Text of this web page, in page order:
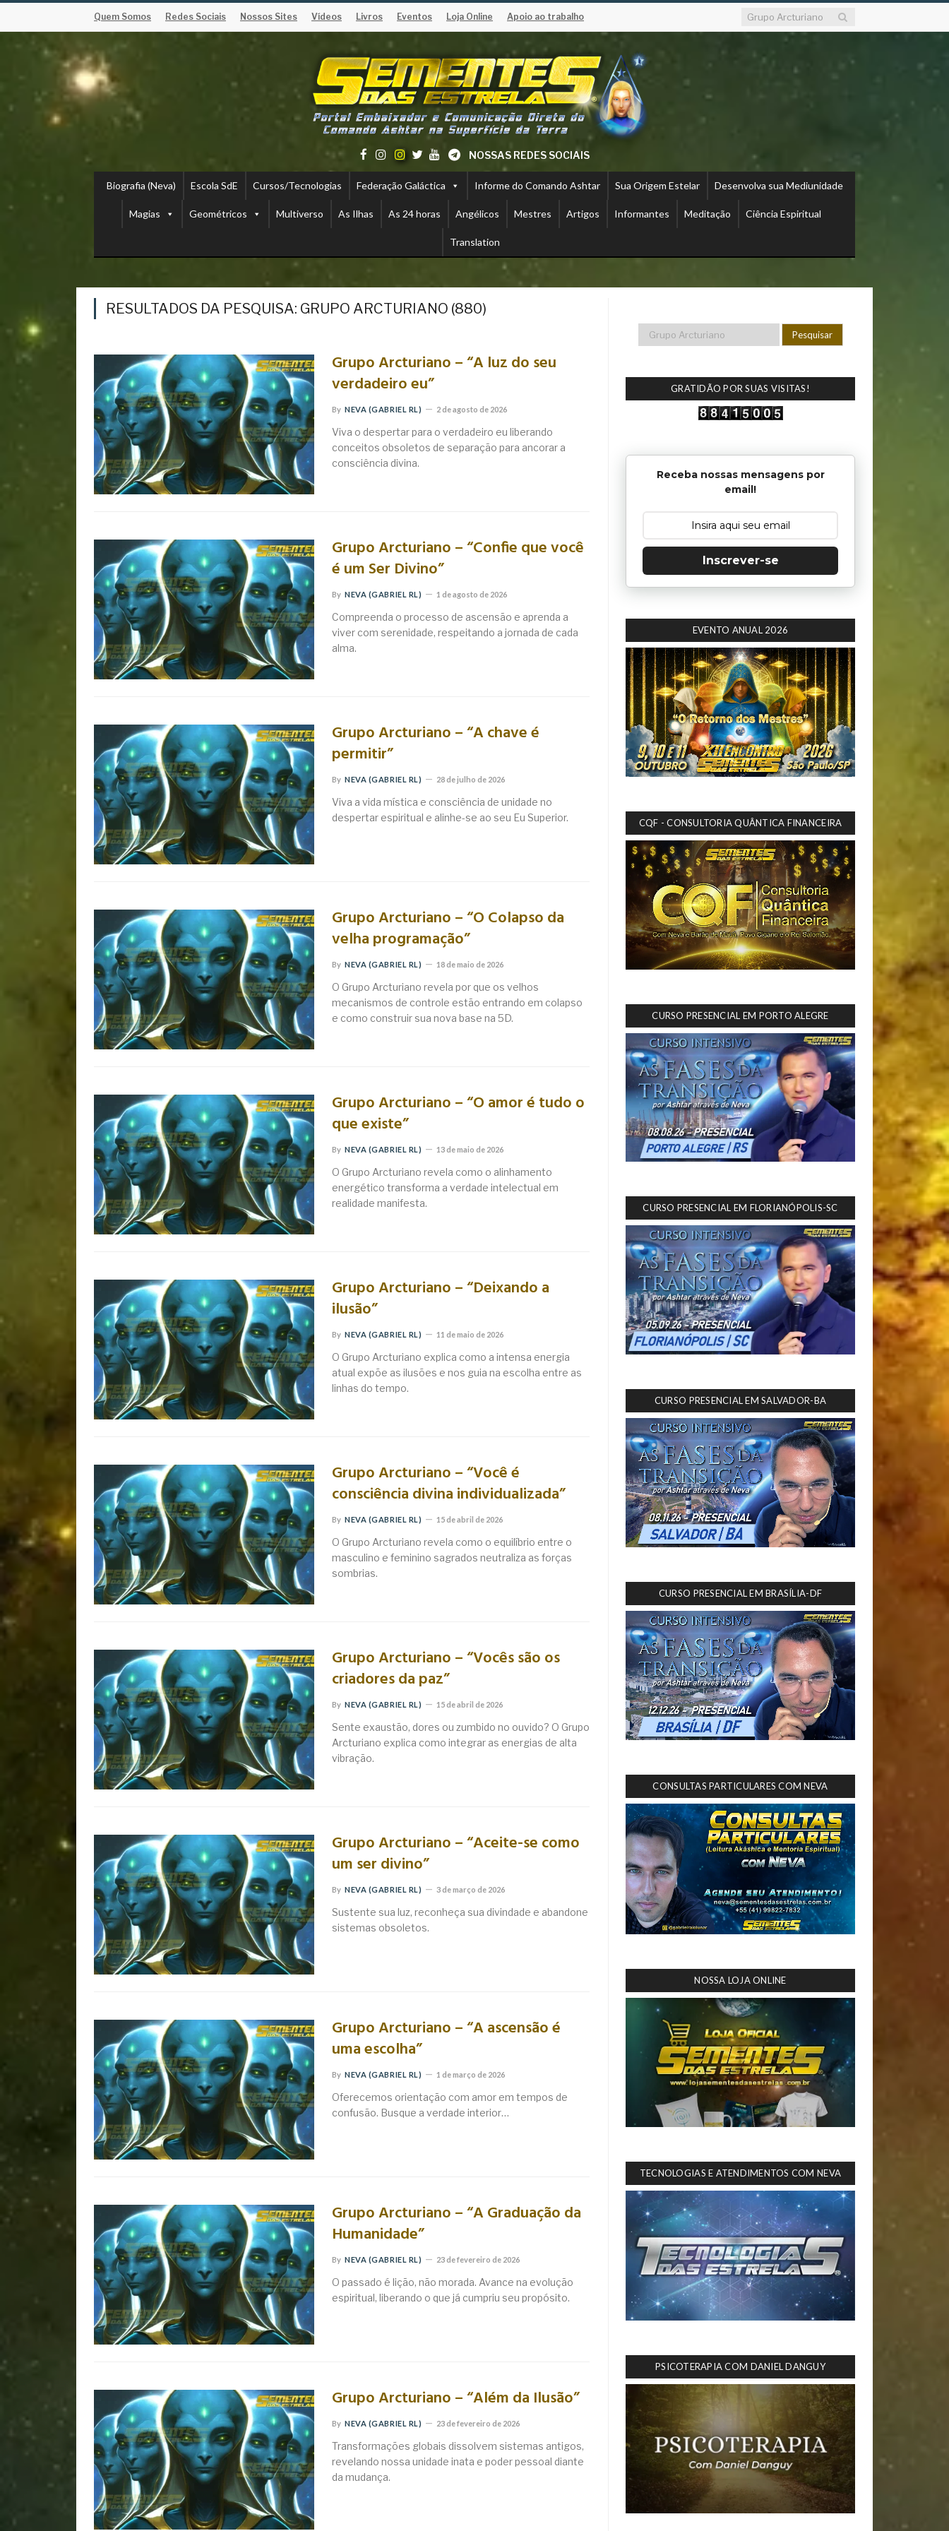
Quem Somos Redes Sociais Nossos Sites Vídeos Livros Eventos Loja Online Apoio ao trabalho
NOSSAS REDES SOCIAIS
Biografia (Neva) Escola SdE Cursos/Tecnologias Federação Galáctica Informe do Comando Ashtar Sua Origem Estelar Desenvolva sua Mediunidade
Magias Geométricos Multiverso As Ilhas As 24 horas Angélicos Mestres Artigos Informantes Meditação Ciência Espiritual
Translation
RESULTADOS DA PESQUISA: GRUPO ARCTURIANO (880)
Grupo Arcturiano – “A luz do seu
verdadeiro eu”
By NEVA (GABRIEL RL) 2 de agosto de 2026
Viva o despertar para o verdadeiro eu liberando
conceitos obsoletos de separação para ancorar a
consciência divina.
Grupo Arcturiano – “Confie que você
é um Ser Divino”
By NEVA (GABRIEL RL) 1 de agosto de 2026
Compreenda o processo de ascensão e aprenda a
viver com serenidade, respeitando a jornada de cada
alma.
Grupo Arcturiano – “A chave é
permitir”
By NEVA (GABRIEL RL) 28 de julho de 2026
Viva a vida mística e consciência de unidade no
despertar espiritual e alinhe-se ao seu Eu Superior.
Grupo Arcturiano – “O Colapso da
velha programação”
By NEVA (GABRIEL RL) 18 de maio de 2026
O Grupo Arcturiano revela por que os velhos
mecanismos de controle estão entrando em colapso
e como construir sua nova base na 5D.
Grupo Arcturiano – “O amor é tudo o
que existe”
By NEVA (GABRIEL RL) 13 de maio de 2026
O Grupo Arcturiano revela como o alinhamento
energético transforma a verdade intelectual em
realidade manifesta.
Grupo Arcturiano – “Deixando a
ilusão”
By NEVA (GABRIEL RL) 11 de maio de 2026
O Grupo Arcturiano explica como a intensa energia
atual expõe as ilusões e nos guia na escolha entre as
linhas do tempo.
Grupo Arcturiano – “Você é
consciência divina individualizada”
By NEVA (GABRIEL RL) 15 de abril de 2026
O Grupo Arcturiano revela como o equilíbrio entre o
masculino e feminino sagrados neutraliza as forças
sombrias.
Grupo Arcturiano – “Vocês são os
criadores da paz”
By NEVA (GABRIEL RL) 15 de abril de 2026
Sente exaustão, dores ou zumbido no ouvido? O Grupo
Arcturiano explica como integrar as energias de alta
vibração.
Grupo Arcturiano – “Aceite-se como
um ser divino”
By NEVA (GABRIEL RL) 3 de março de 2026
Sustente sua luz, reconheça sua divindade e abandone
sistemas obsoletos.
Grupo Arcturiano – “A ascensão é
uma escolha”
By NEVA (GABRIEL RL) 1 de março de 2026
Oferecemos orientação com amor em tempos de
confusão. Busque a verdade interior…
Grupo Arcturiano – “A Graduação da
Humanidade”
By NEVA (GABRIEL RL) 23 de fevereiro de 2026
O passado é lição, não morada. Avance na evolução
espiritual, liberando o que já cumpriu seu propósito.
Grupo Arcturiano – “Além da Ilusão”
By NEVA (GABRIEL RL) 23 de fevereiro de 2026
Transformações globais dissolvem sistemas antigos,
revelando nossa unidade inata e poder pessoal diante
da mudança.
GRATIDÃO POR SUAS VISITAS!
Receba nossas mensagens por
email!
Inscrever-se
EVENTO ANUAL 2026
CQF - CONSULTORIA QUÂNTICA FINANCEIRA
CURSO PRESENCIAL EM PORTO ALEGRE
CURSO PRESENCIAL EM FLORIANÓPOLIS-SC
CURSO PRESENCIAL EM SALVADOR-BA
CURSO PRESENCIAL EM BRASÍLIA-DF
CONSULTAS PARTICULARES COM NEVA
NOSSA LOJA ONLINE
TECNOLOGIAS E ATENDIMENTOS COM NEVA
PSICOTERAPIA COM DANIEL DANGUY